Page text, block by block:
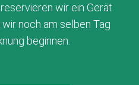
wir ein Gerät
noch am selben Tag
beginnen.